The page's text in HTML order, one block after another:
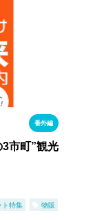
番外編
市町”観光
ト特集
物販